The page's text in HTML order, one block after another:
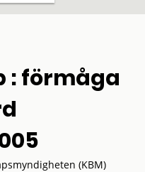
: förmåga
(KBM)